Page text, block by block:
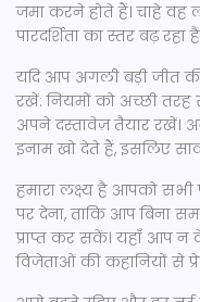
जमा करने होते हैं। चाहे वह
पारदर्शिता का स्तर बढ़
यदि आप अगली बड़ी जीत
रखें: नियमों को अच्छी
अपने दस्तावेज़ तैयार रखें।
इनाम खो देते हैं, इसलिए
हमारा लक्ष्य है आपको
पर देना, ताकि आप बिना
प्राप्त कर सकें। यहाँ
विजेताओं की कहानियों से